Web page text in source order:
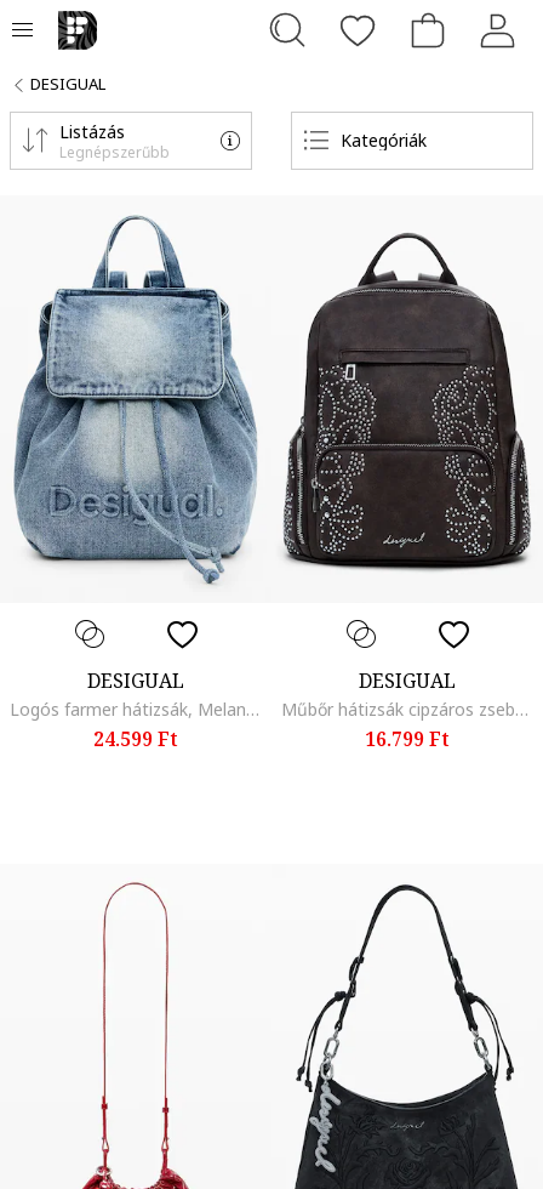
DESIGUAL
Kategóriák
Listázás
Legnépszerűbb
DESIGUAL
Logós farmer hátizsák, Melange világoskék
24.599 Ft
DESIGUAL
Műbőr hátizsák cipzáros zsebekkel, Sötétbarna
16.799 Ft